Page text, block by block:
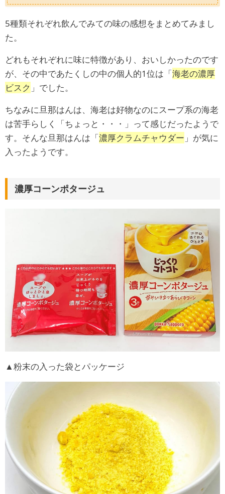
5種類それぞれ飲んでみての味の感想をまとめてみまし
た。
どれもそれぞれに味に特徴があり、おいしかったのです
が、その中であたくしの中の個人的1位は「海老の濃厚
ビスク 」でした。
ちなみに旦那はんは、海老は好物なのにスープ系の海老
は苦手らしく「ちょっと・・・」って感じだったようで
す。そんな旦那はんは「濃厚クラムチャウダー 」が気に
入ったようです。
濃厚コーンポタージュ
▲粉末の入った袋とパッケージ